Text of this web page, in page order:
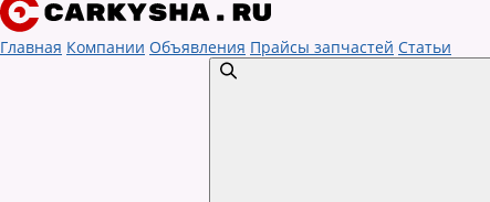
Главная Компании Объявления Прайсы запчастей Статьи